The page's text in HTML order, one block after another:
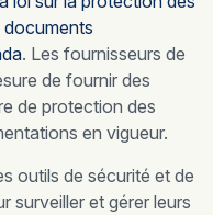
documents
. Les fournisseurs de
de fournir des
de protection des
en vigueur.
outils de sécurité et de
surveiller et gérer leurs